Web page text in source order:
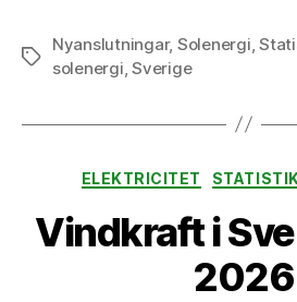
Etiketter
Nyanslutningar, Solenergi ,
solenergi ,Sverige
ELEKTRICITET
Vindkraft i
2026